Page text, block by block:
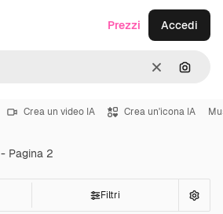
CancellaCerca
Prezzi Accedi
Crea un video IA Crea un'icona IA
- Pagina 2
Filtri